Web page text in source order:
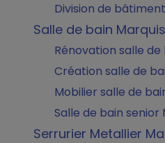
Division de
Salle de bain
Rénovation salle de
Création salle de
Mobilier salle de
Salle de bain senior
Serrurier Metallier